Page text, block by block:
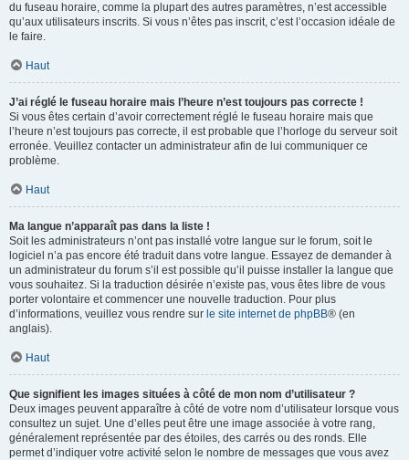
du fuseau horaire, comme la plupart des autres paramètres, n’est accessible
qu’aux utilisateurs inscrits. Si vous n’êtes pas inscrit, c’est l’occasion idéale de
le faire.
Haut
J’ai réglé le fuseau horaire mais l’heure n’est toujours pas correcte !
Si vous êtes certain d’avoir correctement réglé le fuseau horaire mais que
l’heure n’est toujours pas correcte, il est probable que l’horloge du serveur soit
erronée. Veuillez contacter un administrateur afin de lui communiquer ce
problème.
Haut
Ma langue n’apparaît pas dans la liste !
Soit les administrateurs n’ont pas installé votre langue sur le forum, soit le
logiciel n’a pas encore été traduit dans votre langue. Essayez de demander à
un administrateur du forum s’il est possible qu’il puisse installer la langue que
vous souhaitez. Si la traduction désirée n’existe pas, vous êtes libre de vous
porter volontaire et commencer une nouvelle traduction. Pour plus
d’informations, veuillez vous rendre sur le site internet de phpBB® (en
anglais).
Haut
Que signifient les images situées à côté de mon nom d’utilisateur ?
Deux images peuvent apparaître à côté de votre nom d’utilisateur lorsque vous
consultez un sujet. Une d’elles peut être une image associée à votre rang,
généralement représentée par des étoiles, des carrés ou des ronds. Elle
permet d’indiquer votre activité selon le nombre de messages que vous avez